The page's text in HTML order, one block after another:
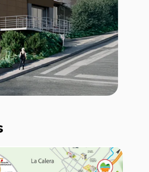
en el proceso de construcción.